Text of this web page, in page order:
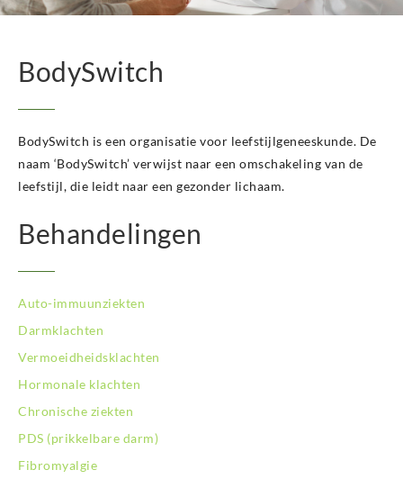
BodySwitch Hoofddorp
BodySwitch Hoorn
BodySwitch Kampen
BodySwitch Kerkrade
BodySwitch Krimpenerwaard
BodySwitch Leeuwarden
BodySwitch Leiden
BodySwitch Lelystad
BodySwitch Maastricht
BodySwitch Nijmegen
BodySwitch Oss
BodySwitch Purmerend
BodySwitch Rotterdam-Centrum
BodySwitch Rotterdam-Kralingen
BodySwitch Rotterdam-Oost
BodySwitch Schiedam
BodySwitch
BodySwitch is een organisatie voor leefstijlgeneeskunde. De
naam ‘BodySwitch’ verwijst naar een omschakeling van de
leefstijl, die leidt naar een gezonder lichaam.
Behandelingen
Auto-immuunziekten
Darmklachten
Vermoeidheidsklachten
Hormonale klachten
Chronische ziekten
PDS (prikkelbare darm)
Fibromyalgie